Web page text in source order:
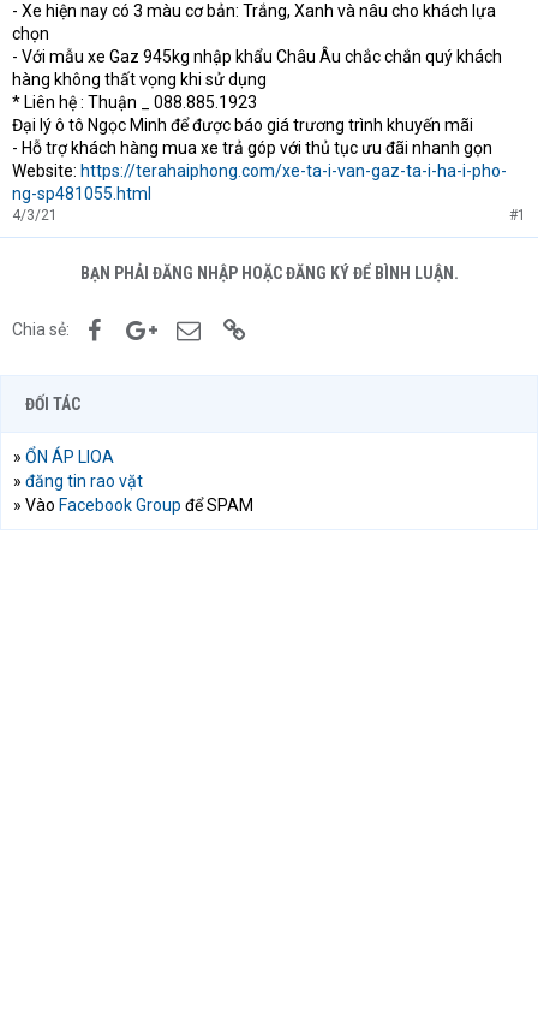
- Xe hiện nay có 3 màu cơ bản: Trắng, Xanh và nâu cho khách lựa
chọn
- Với mẫu xe Gaz 945kg nhập khẩu Châu Âu chắc chắn quý khách
hàng không thất vọng khi sử dụng
* Liên hệ : Thuận _ 088.885.1923
Đại lý ô tô Ngọc Minh để được báo giá trương trình khuyến mãi
- Hỗ trợ khách hàng mua xe trả góp với thủ tục ưu đãi nhanh gọn
Website: https://terahaiphong.com/xe-ta-i-van-gaz-ta-i-ha-i-pho-
ng-sp481055.html
4/3/21 #1
BẠN PHẢI ĐĂNG NHẬP HOẶC ĐĂNG KÝ ĐỂ BÌNH LUẬN.
Chia sẻ: FacebookGoogle+Email
ĐỐI TÁC
» ỔN ÁP LIOA
» đăng tin rao vặt
» Vào Facebook Group để SPAM